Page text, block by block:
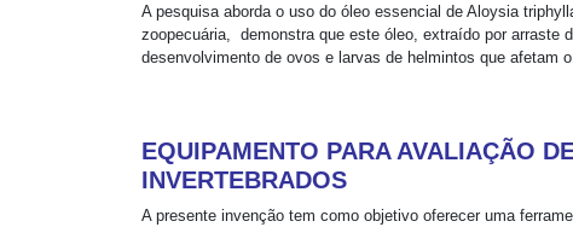
A pesquisa aborda o uso do óleo essencial de Aloysia
zoopecuária, demonstra que este óleo, extraído por arraste
desenvolvimento de ovos e larvas de helmintos que afetam
EQUIPAMENTO PARA AVALIAÇÃO
INVERTEBRADOS
A presente invenção tem como objetivo oferecer uma